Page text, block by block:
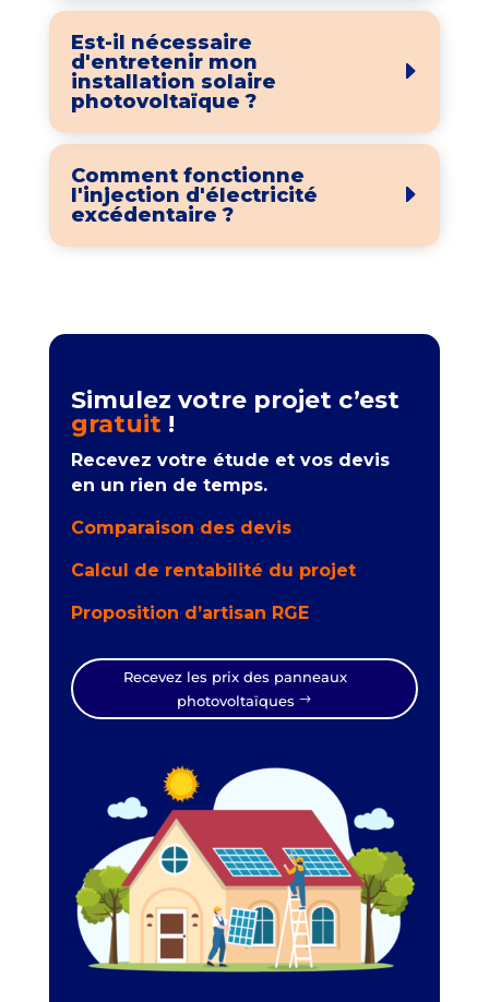
Est-il nécessaire
d'entretenir mon
installation solaire
photovoltaïque ?
Comment fonctionne
l'injection d'électricité
excédentaire ?
Simulez votre projet c’est
gratuit!
Recevez votre étude et vos devis
en un rien de temps.
Comparaison des devis
Calcul de rentabilité du projet
Proposition d’artisan RGE
Recevez les prix des panneaux
photovoltaïques